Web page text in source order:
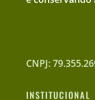
CNPJ:
INSTITUCIONAL